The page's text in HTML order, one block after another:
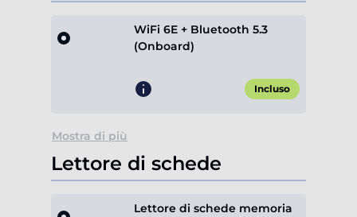
WiFi 6E + Bluetooth 5.3
(Onboard)
Incluso
Mostra di più
Lettore di schede
Lettore di schede memoria